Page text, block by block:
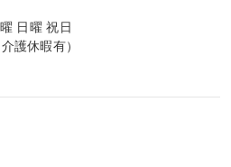
日曜 祝日
護休暇有）